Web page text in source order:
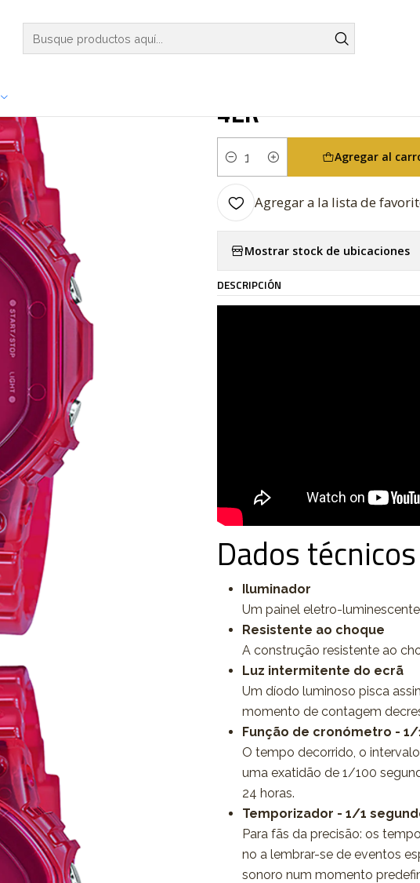
4ER
Cantidad
Agregar al
Agregar a la lista de
Mostrar stock de ubicaciones
DESCRIPCIÓN
Dados técnicos
Iluminador
Um painel eletro-
Resistente ao choque
A construção resistente ao
Luz intermitente do ecrã
Um díodo luminoso pisca
momento de contagem
Função de cronómetro - 1/
O tempo decorrido, o
uma exatidão de 1/100
24 horas.
Temporizador - 1/1
Para fãs da precisão: os
no a lembrar-se de eventos
sonoro num momento